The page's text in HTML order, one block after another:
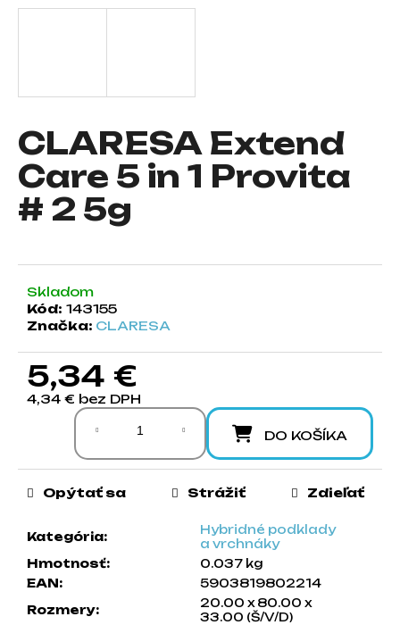
CLARESA Extend
Care 5 in 1 Provita
# 2 5g
Skladom
Kód: 143155
Značka: CLARESA
5,34 €
4,34 € bez DPH
Jednotková cena:
DO KOŠÍKA
Kategória:
Hybridné podklady
a vrchnáky
Hmotnosť:
0.037 kg
EAN:
5903819802214
Rozmery:
20.00 x 80.00 x
33.00 (Š/V/D)
Opýtať sa Strážiť Zdieľať
ť
d
p
r
ú
č